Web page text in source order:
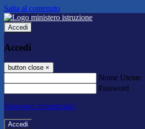
Salta al contenuto
Accedi
Accedi
button close ×
Nome Utente
Password
Password dimenticata?